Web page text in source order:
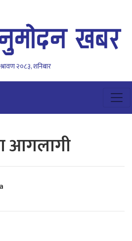
२०८३, शनिबार
आगलागी